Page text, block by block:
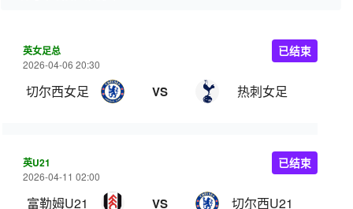
英女足总
2026-04-06 20:30
切尔西女足 VS 热刺女足
已结束
英U21
2026-04-11 02:00
富勒姆U21 VS 切尔西U21
已结束